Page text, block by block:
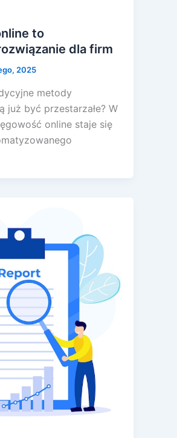
to
dla firm
2025
metody
już być przestarzałe? W
online staje się